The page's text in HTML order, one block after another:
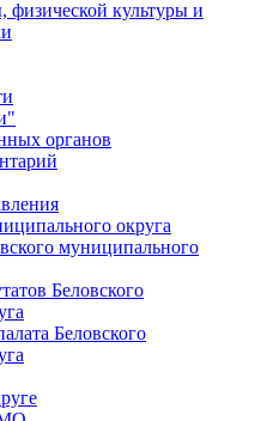
физической культуры и
органов
округа
муниципального
Беловского
Беловского